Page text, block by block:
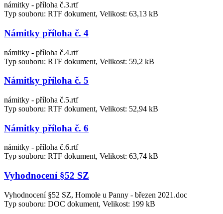
námitky - příloha č.3.rtf
Typ souboru: RTF dokument, Velikost: 63,13 kB
Námitky příloha č. 4
námitky - příloha č.4.rtf
Typ souboru: RTF dokument, Velikost: 59,2 kB
Námitky příloha č. 5
námitky - příloha č.5.rtf
Typ souboru: RTF dokument, Velikost: 52,94 kB
Námitky příloha č. 6
námitky - příloha č.6.rtf
Typ souboru: RTF dokument, Velikost: 63,74 kB
Vyhodnocení §52 SZ
Vyhodnocení §52 SZ, Homole u Panny - březen 2021.doc
Typ souboru: DOC dokument, Velikost: 199 kB